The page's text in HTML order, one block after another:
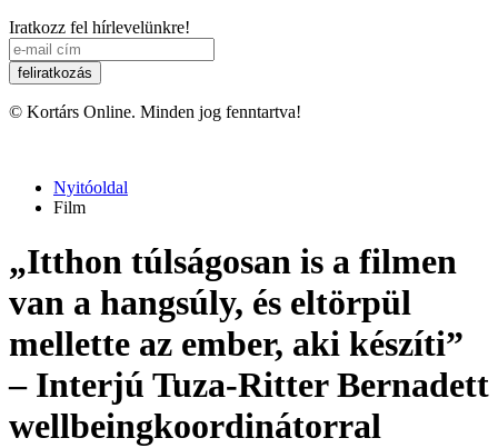
Iratkozz fel hírlevelünkre!
© Kortárs Online. Minden jog fenntartva!
Nyitóoldal
Film
„Itthon túlságosan is a filmen
van a hangsúly, és eltörpül
mellette az ember, aki készíti”
– Interjú Tuza-Ritter Bernadett
wellbeingkoordinátorral